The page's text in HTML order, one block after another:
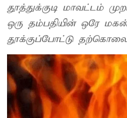
தூத்துக்குடி மாவட்டம்
ஒரு தம்பதியின் ஒரே
தூக்குப்போட்டு